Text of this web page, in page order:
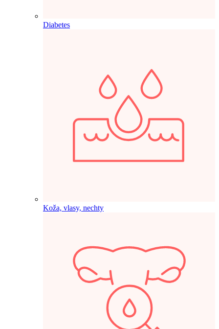
Diabetes
Koža, vlasy, nechty